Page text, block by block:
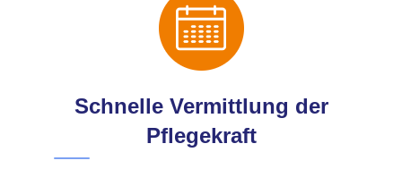
Schnelle Vermittlung der
Pflegekraft